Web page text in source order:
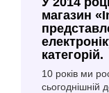
магазин
категорій.
10 років ми
сьогоднішній